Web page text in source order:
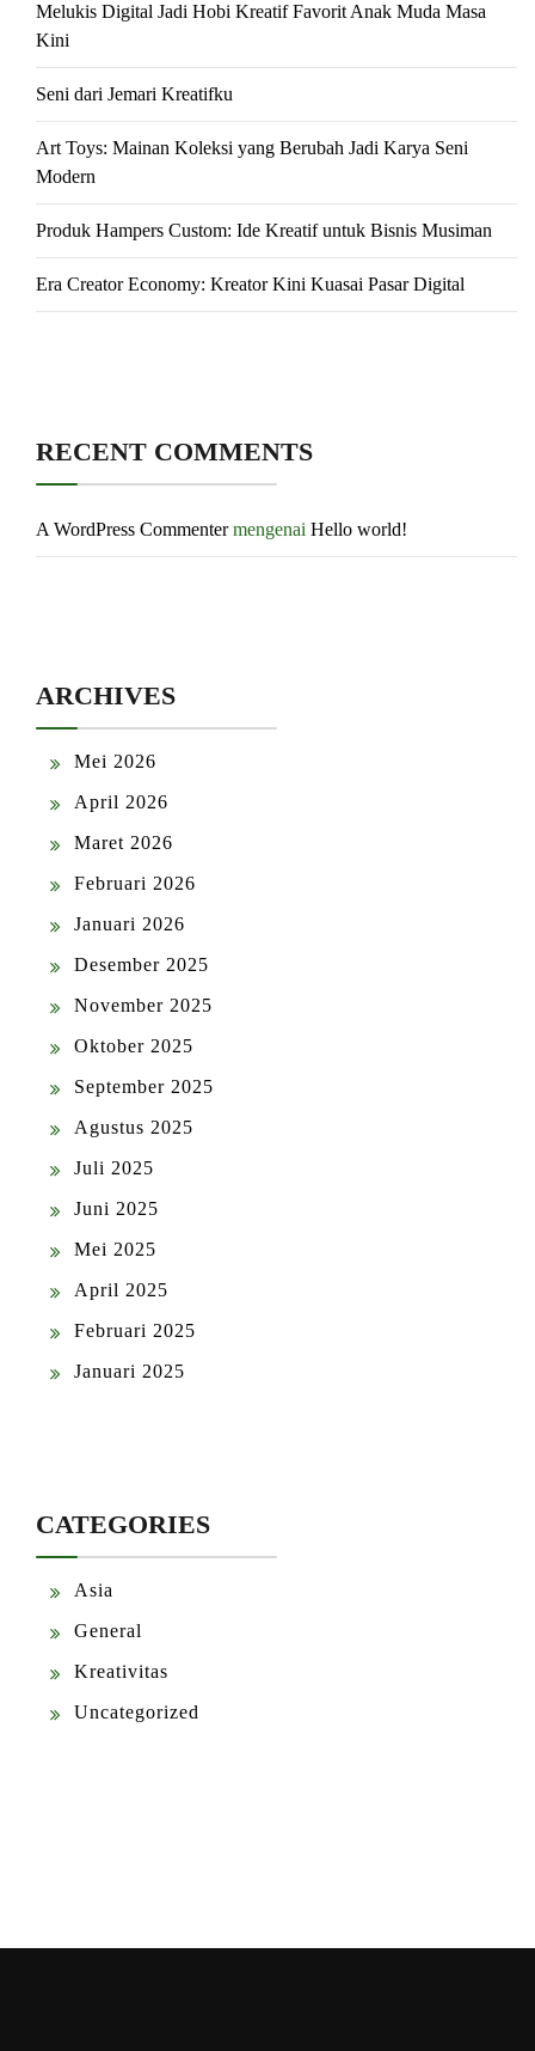
Melukis Digital Jadi Hobi Kreatif Favorit Anak Muda Masa
Kini
Seni dari Jemari Kreatifku
Art Toys: Mainan Koleksi yang Berubah Jadi Karya Seni
Modern
Produk Hampers Custom: Ide Kreatif untuk Bisnis Musiman
Era Creator Economy: Kreator Kini Kuasai Pasar Digital
RECENT COMMENTS
A WordPress Commentermengenai Hello world!
ARCHIVES
Mei 2026
April 2026
Maret 2026
Februari 2026
Januari 2026
Desember 2025
November 2025
Oktober 2025
September 2025
Agustus 2025
Juli 2025
Juni 2025
Mei 2025
April 2025
Februari 2025
Januari 2025
CATEGORIES
Asia
General
Kreativitas
Uncategorized